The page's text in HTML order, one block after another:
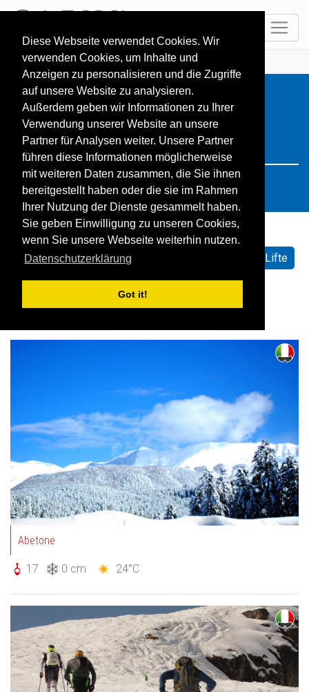
Diese Webseite verwendet Cookies. Wir
verwenden Cookies, um Inhalte und
Anzeigen zu personalisieren und die Zugriffe
auf unsere Website zu analysieren.
Außerdem geben wir Informationen zu Ihrer
Verwendung unserer Website an unsere
Partner für Analysen weiter. Unsere Partner
führen diese Informationen möglicherweise
mit weiteren Daten zusammen, die Sie ihnen
bereitgestellt haben oder die sie im Rahmen
Ihrer Nutzung der Dienste gesammelt haben.
Sie geben Einwilligung zu unseren Cookies,
wenn Sie unsere Webseite weiterhin nutzen.
Datenschutzerklärung
Got it!
HOME Resorts Search: Italy
Sortieren nach: Standard
Geöffnete Lifte
Schneehöhe
Schneeprognose
Abetone
17 0 cm 24°C